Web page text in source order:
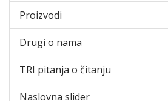
Proizvodi
Drugi o nama
TRI pitanja o čitanju
Naslovna slider